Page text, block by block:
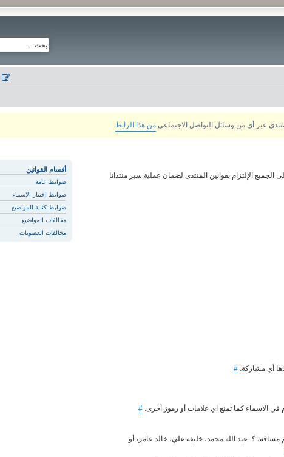
من هذا الرابط
أقسام القوانين
ضوابط عامة
ضوابط اختيار الاسماء
ضوابط كتابة المواضيع
مخالفات المواضيع
مخالفات العضويات
الإلتزام بقوانين المنتدى لضمان عملية سير منتدانا
أي مشاركة. #
في الاسماء كما تمنع اي علامات أو رموز أخرى. #
كـ عبد الله محمد، خليفة علي، خالد عامر، أو